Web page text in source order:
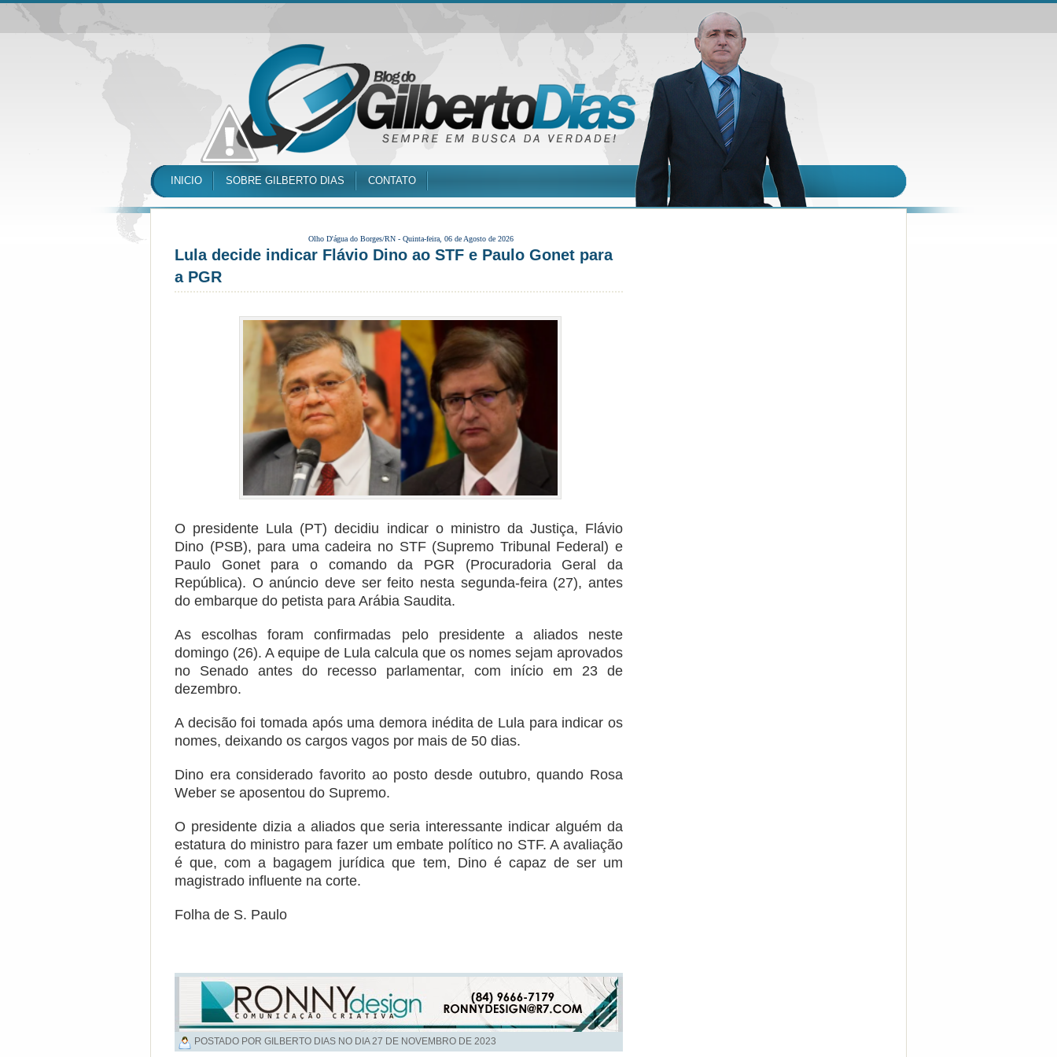
INICIO SOBRE GILBERTO DIAS CONTATO
Olho D'água do Borges/RN - Quinta-feira, 06 de Agosto de 2026
Lula decide indicar Flávio Dino ao STF e Paulo Gonet para
a PGR
O presidente Lula (PT) decidiu indicar o ministro da Justiça, Flávio
Dino (PSB), para uma cadeira no STF (Supremo Tribunal Federal) e
Paulo Gonet para o comando da PGR (Procuradoria Geral da
República). O anúncio deve ser feito nesta segunda-feira (27), antes
do embarque do petista para Arábia Saudita.
As escolhas foram confirmadas pelo presidente a aliados neste
domingo (26). A equipe de Lula calcula que os nomes sejam aprovados
no Senado antes do recesso parlamentar, com início em 23 de
dezembro.
A decisão foi tomada após uma demora inédita de Lula para indicar os
nomes, deixando os cargos vagos por mais de 50 dias.
Dino era considerado favorito ao posto desde outubro, quando Rosa
Weber se aposentou do Supremo.
O presidente dizia a aliados que seria interessante indicar alguém da
estatura do ministro para fazer um embate político no STF. A avaliação
é que, com a bagagem jurídica que tem, Dino é capaz de ser um
magistrado influente na corte.
Folha de S. Paulo
POSTADO POR GILBERTO DIAS NO DIA27 DE NOVEMBRO DE 2023